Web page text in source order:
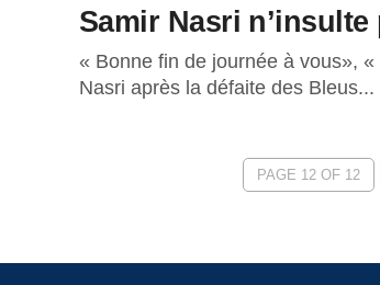
Samir Nasri
« Bonne fin de journée à vous»,
Nasri après la défaite des Bleus...
PAGE 12 OF 12